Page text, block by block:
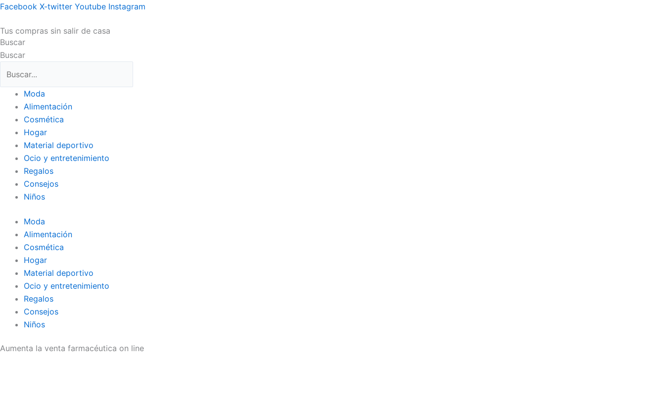
Ir
contenido
Facebook X-twitter Youtube Instagram
Tus compras sin salir de casa
Buscar
Buscar
Moda
Alimentación
Cosmética
Hogar
Material deportivo
Ocio y entretenimiento
Regalos
Consejos
Niños
Moda
Alimentación
Cosmética
Hogar
Material deportivo
Ocio y entretenimiento
Regalos
Consejos
Niños
Aumenta la venta farmacéutica on line